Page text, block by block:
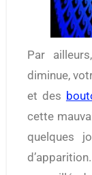
Par ailleurs, lorsque votre taux d’œstrogène
diminue,
et des
cette
quelques